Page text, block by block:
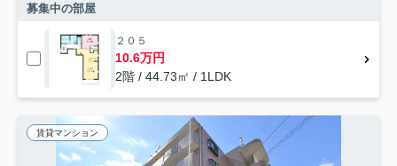
募集中の部屋
２０５
10.6万円
2階 / 44.73㎡ / 1LDK
賃貸マンション